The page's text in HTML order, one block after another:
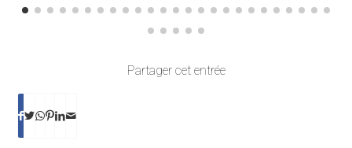
Partager cet entrée